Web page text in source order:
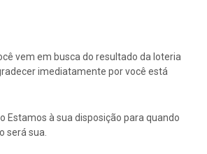
vem em busca do resultado da loteria
imediatamente por você está
à sua disposição para quando
será sua.